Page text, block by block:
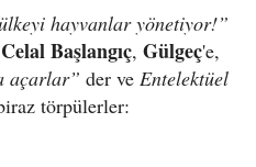
hayvanlar yönetiyor!”
Celal Başlangıç, Gülgeç'e,
açarlar” der ve Entelektüel
törpülerler: